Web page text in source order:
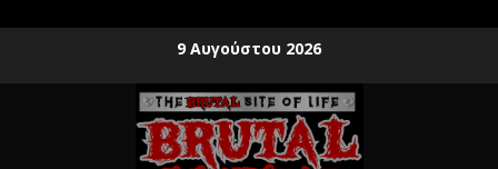
9 Αυγούστου 2026